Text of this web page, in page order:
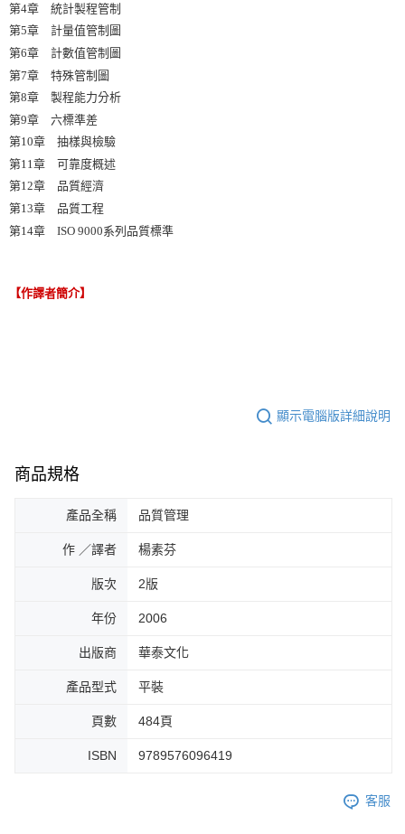
第4章 統計製程管制
第5章 計量值管制圖
第6章 計數值管制圖
第7章 特殊管制圖
第8章 製程能力分析
第9章 六標準差
第10章 抽樣與檢驗
第11章 可靠度概述
第12章 品質經濟
第13章 品質工程
第14章 ISO 9000系列品質標準
【作譯者簡介】
顯示電腦版詳細說明
商品規格
產品全稱 品質管理
作 ／譯者 楊素芬
版次 2版
年份 2006
出版商 華泰文化
產品型式 平裝
頁數 484頁
ISBN 9789576096419
客服